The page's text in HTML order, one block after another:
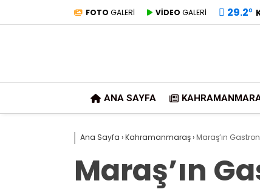
FOTO GALERİ VİDEO GALERİ 29.2°
ANA SAYFA
Ana Sayfa ›Kahramanmaraş› Maraş’ın
Maraş’ın